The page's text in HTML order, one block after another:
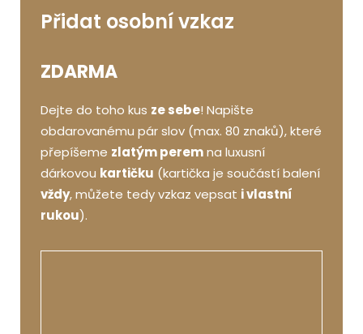
Přidat osobní vzkaz
ZDARMA
Dejte do toho kus ze sebe! Napište
obdarovanému pár slov (max. 80 znaků), které
přepíšeme zlatým peremna luxusní
dárkovou kartičku (kartička je součástí balení
vždy, můžete tedy vzkaz vepsat i vlastní
rukou).